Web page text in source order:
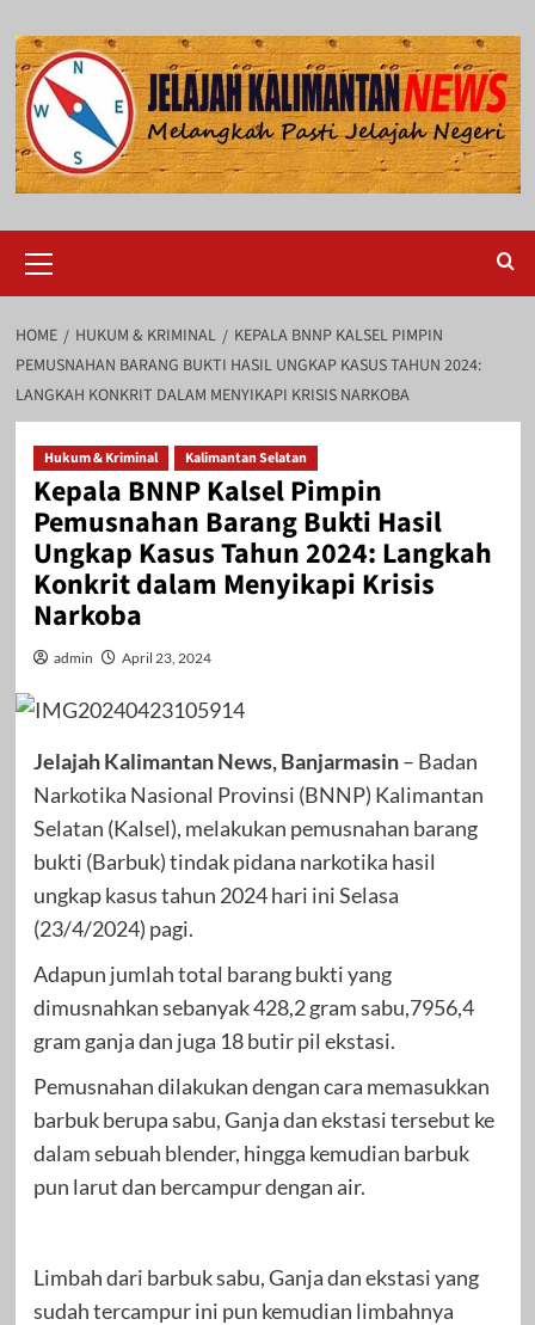
to
content
Menu
HOME HUKUM & KRIMINAL
KEPALA BNNP KALSEL PIMPIN
PEMUSNAHAN BARANG BUKTI HASIL UNGKAP KASUS TAHUN 2024:
LANGKAH KONKRIT DALAM MENYIKAPI KRISIS NARKOBA
Hukum & Kriminal Kalimantan Selatan
Kepala BNNP Kalsel Pimpin
Pemusnahan Barang Bukti Hasil
Ungkap Kasus Tahun 2024: Langkah
Konkrit dalam Menyikapi Krisis
Narkoba
admin April 23, 2024
Jelajah Kalimantan News, Banjarmasin– Badan
Narkotika Nasional Provinsi (BNNP) Kalimantan
Selatan (Kalsel), melakukan pemusnahan barang
bukti (Barbuk) tindak pidana narkotika hasil
ungkap kasus tahun 2024 hari ini Selasa
(23/4/2024) pagi.
Adapun jumlah total barang bukti yang
dimusnahkan sebanyak 428,2 gram sabu,7956,4
gram ganja dan juga 18 butir pil ekstasi.
Pemusnahan dilakukan dengan cara memasukkan
barbuk berupa sabu, Ganja dan ekstasi tersebut ke
dalam sebuah blender, hingga kemudian barbuk
pun larut dan bercampur dengan air.
Limbah dari barbuk sabu, Ganja dan ekstasi yang
sudah tercampur ini pun kemudian limbahnya